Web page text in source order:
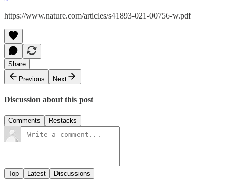
https://www.nature.com/articles/s41893-021-00756-w.pdf
Share
Previous
Next
Discussion about this post
Comments Restacks
Top Latest Discussions